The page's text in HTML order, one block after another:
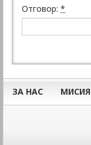
Отговор: *
ЗА НАС МИСИЯ